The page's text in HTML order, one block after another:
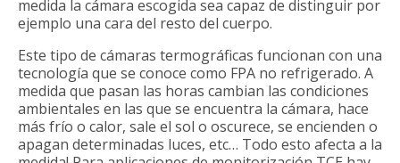
medida la cámara escogida sea capaz de distinguir por
ejemplo una cara del resto del cuerpo.
Este tipo de cámaras termográficas funcionan con una
tecnología que se conoce como FPA no refrigerado. A
medida que pasan las horas cambian las condiciones
ambientales en las que se encuentra la cámara, hace
más frío o calor, sale el sol o oscurece, se encienden o
apagan determinadas luces, etc… Todo esto afecta a la